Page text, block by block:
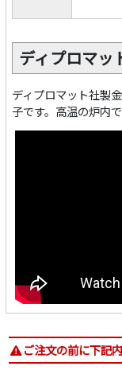
ディプロマッ
ディプロマット社製
子です。高温の炉内
ご注文の前に下記